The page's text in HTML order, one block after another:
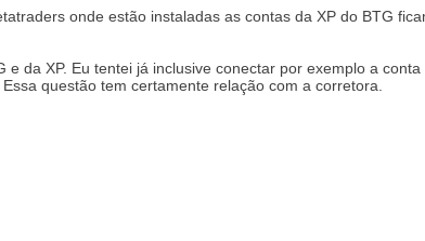
onde estão instaladas as contas da XP do BTG
da XP. Eu tentei já inclusive conectar por exemplo a
questão tem certamente relação com a corretora.